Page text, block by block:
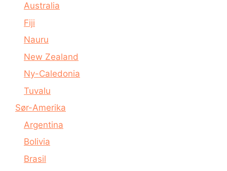
Australia
Fiji
Nauru
New Zealand
Ny-Caledonia
Tuvalu
Sør-Amerika
Argentina
Bolivia
Brasil